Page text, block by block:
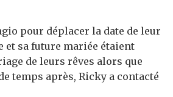
pour déplacer la date de leur
et sa future mariée étaient
de leurs rêves alors que
temps après, Ricky a contacté